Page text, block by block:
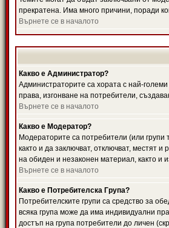
прекратена. Има много причини, поради
Върнете се в началото
Какво е Администратор?
Администраторите са хората с най-
права, изгонване на потребители,
Върнете се в началото
Какво е Модератор?
Модераторите са потребители (или
както и да заключват, отключват, местят
на обиден и незаконен материал, както и
Върнете се в началото
Какво е Потребителска Група?
Потребителските групи са средство за
всяка група може да има индивидуални
достъп на група потребители до личен